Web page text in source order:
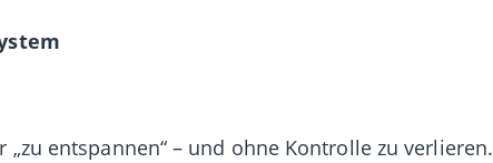
entspannen“ – und ohne Kontrolle zu verlieren.